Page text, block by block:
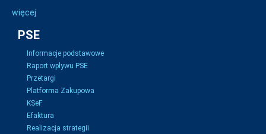
więcej
PSE
Informacje podstawowe
Raport wpływu PSE
Przetargi
Platforma Zakupowa
KSeF
Efaktura
Realizacja strategii